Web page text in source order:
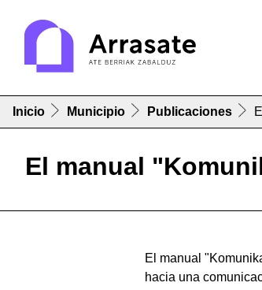
Inicio Municipio Publicaciones
El manual
El manual
hacia una